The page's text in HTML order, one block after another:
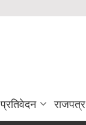
प्रतिवेदन राजपत्र